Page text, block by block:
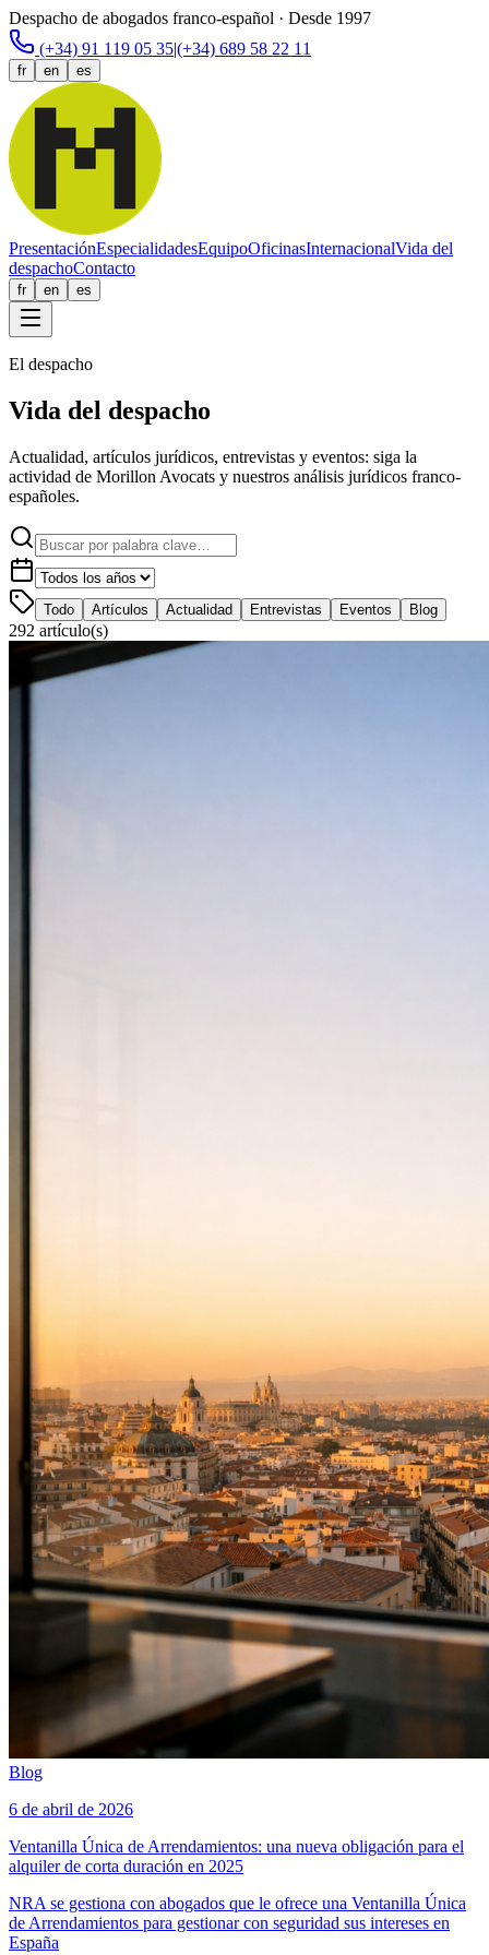
Despacho de abogados franco-español · Desde 1997
(+34) 91 119 05 35|(+34) 689 58 22 11
fr en es
PresentaciónEspecialidadesEquipoOficinasInternacionalVida del
despachoContacto
fr en es
El despacho
Vida del despacho
Actualidad, artículos jurídicos, entrevistas y eventos: siga la
actividad de Morillon Avocats y nuestros análisis jurídicos franco-
españoles.
Todo Artículos Actualidad Entrevistas Eventos Blog
292 artículo(s)
Blog
6 de abril de 2026
Ventanilla Única de Arrendamientos: una nueva obligación para el
alquiler de corta duración en 2025
NRA se gestiona con abogados que le ofrece una Ventanilla Única
de Arrendamientos para gestionar con seguridad sus intereses en
España